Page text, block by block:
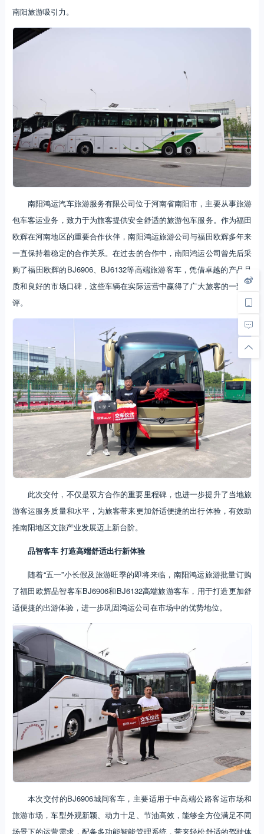
南阳旅游吸引力。
南阳鸿运汽车旅游服务有限公司位于河南省南阳市，主要从事旅游
包车客运业务，致力于为旅客提供安全舒适的旅游包车服务。作为福田
欧辉在河南地区的重要合作伙伴，南阳鸿运旅游公司与福田欧辉多年来
一直保持着稳定的合作关系。在过去的合作中，南阳鸿运公司曾先后采
购了福田欧辉的BJ6906、BJ6132等高端旅游客车，凭借卓越的产品品
质和良好的市场口碑，这些车辆在实际运营中赢得了广大旅客的一致好
评。
此次交付，不仅是双方合作的重要里程碑，也进一步提升了当地旅
游客运服务质量和水平，为旅客带来更加舒适便捷的出行体验，有效助
推南阳地区文旅产业发展迈上新台阶。
品智客车 打造高端舒适出行新体验
随着“五一”小长假及旅游旺季的即将来临，南阳鸿运旅游批量订购
了福田欧辉品智客车BJ6906和BJ6132高端旅游客车，用于打造更加舒
适便捷的出游体验，进一步巩固鸿运公司在市场中的优势地位。
本次交付的BJ6906城间客车，主要适用于中高端公路客运市场和
旅游市场，车型外观新颖、动力十足、节油高效，能够全方位满足不同
场景下的运营需求，配备多功能智能管理系统，带来轻松舒适的驾驶体